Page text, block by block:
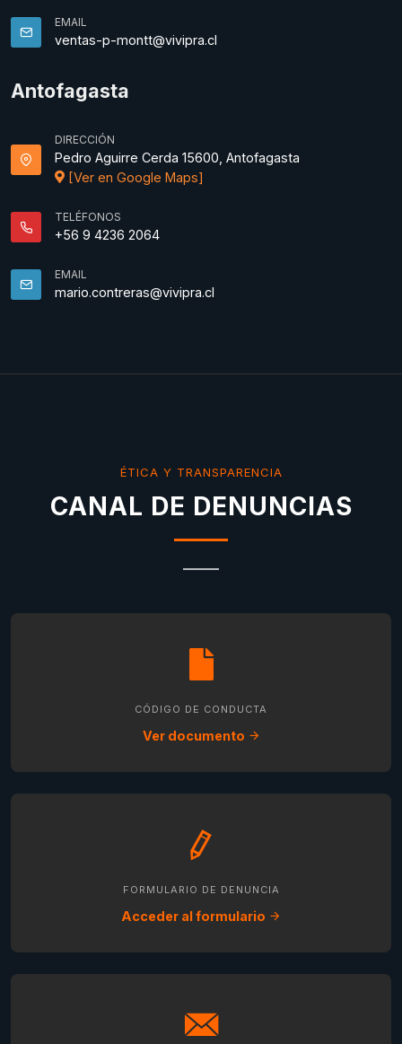
EMAIL
ventas-p-montt@vivipra.cl
Antofagasta
DIRECCIÓN
Pedro Aguirre Cerda 15600, Antofagasta
[Ver en Google Maps]
TELÉFONOS
+56 9 4236 2064
EMAIL
mario.contreras@vivipra.cl
ÉTICA Y TRANSPARENCIA
CANAL DE DENUNCIAS
CÓDIGO DE CONDUCTA
Ver documento
FORMULARIO DE DENUNCIA
Acceder al formulario